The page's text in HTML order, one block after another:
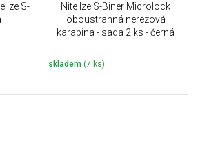
Ize S-
Nite Ize S-Biner Microlock
oboustranná nerezová
karabina - sada 2 ks - černá
skladem (7 ks)